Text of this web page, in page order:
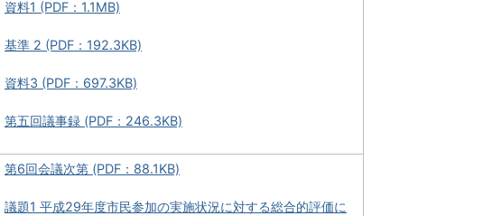
資料1 (PDF：1.1MB)
基準 2 (PDF：192.3KB)
資料3 (PDF：697.3KB)
第五回議事録 (PDF：246.3KB)
第6回会議次第 (PDF：88.1KB)
議題1 平成29年度市民参加の実施状況に対する総合的評価に